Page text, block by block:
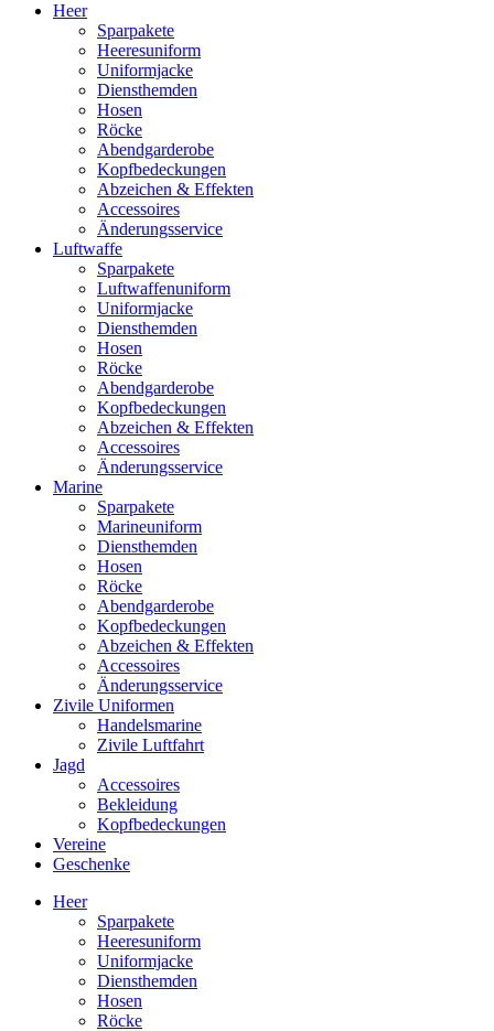
Heer
Sparpakete
Heeresuniform
Uniformjacke
Diensthemden
Hosen
Röcke
Abendgarderobe
Kopfbedeckungen
Abzeichen & Effekten
Accessoires
Änderungsservice
Luftwaffe
Sparpakete
Luftwaffenuniform
Uniformjacke
Diensthemden
Hosen
Röcke
Abendgarderobe
Kopfbedeckungen
Abzeichen & Effekten
Accessoires
Änderungsservice
Marine
Sparpakete
Marineuniform
Diensthemden
Hosen
Röcke
Abendgarderobe
Kopfbedeckungen
Abzeichen & Effekten
Accessoires
Änderungsservice
Zivile Uniformen
Handelsmarine
Zivile Luftfahrt
Jagd
Accessoires
Bekleidung
Kopfbedeckungen
Vereine
Geschenke
Heer
Sparpakete
Heeresuniform
Uniformjacke
Diensthemden
Hosen
Röcke